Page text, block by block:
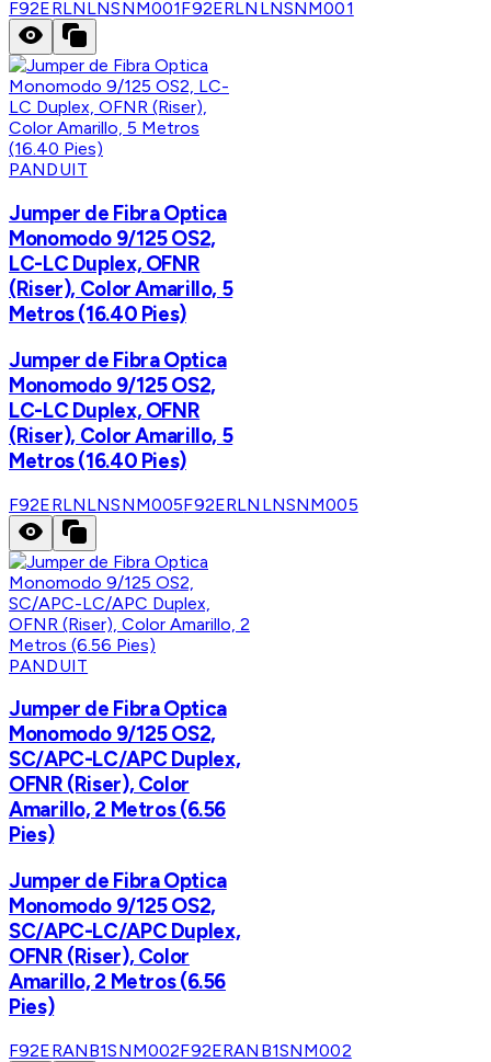
F92ERLNLNSNM001F92ERLNLNSNM001
PANDUIT
Jumper de Fibra Optica
Monomodo 9/125 OS2,
LC-LC Duplex, OFNR
(Riser), Color Amarillo, 5
Metros (16.40 Pies)
Jumper de Fibra Optica
Monomodo 9/125 OS2,
LC-LC Duplex, OFNR
(Riser), Color Amarillo, 5
Metros (16.40 Pies)
F92ERLNLNSNM005F92ERLNLNSNM005
PANDUIT
Jumper de Fibra Optica
Monomodo 9/125 OS2,
SC/APC-LC/APC Duplex,
OFNR (Riser), Color
Amarillo, 2 Metros (6.56
Pies)
Jumper de Fibra Optica
Monomodo 9/125 OS2,
SC/APC-LC/APC Duplex,
OFNR (Riser), Color
Amarillo, 2 Metros (6.56
Pies)
F92ERANB1SNM002F92ERANB1SNM002